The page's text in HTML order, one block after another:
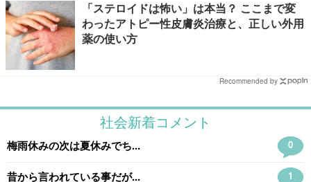
「ステロイドは怖い」は本当？ ここまで変
わったアトピー性皮膚炎治療と、正しい外用
薬の使い方
Recommended by